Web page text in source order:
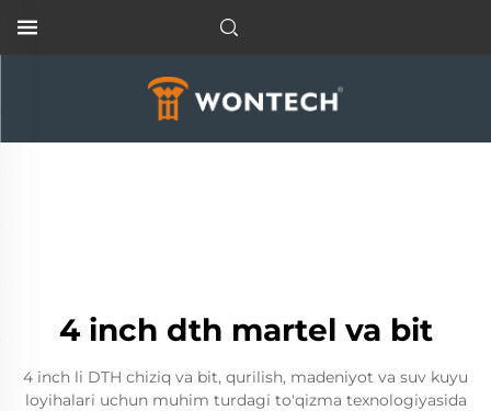
4 inch dth martel va bit
4 inch li DTH chiziq va bit, qurilish, madeniyot va suv kuyu
loyihalari uchun muhim turdagi to'qizma texnologiyasida